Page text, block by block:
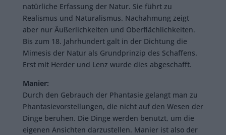
natürliche Erfassung der Natur. Sie führt zu
Realismus und Naturalismus. Nachahmung zeigt
aber nur Äußerlichkeiten und Oberflächlichkeiten.
Bis zum 18. Jahrhundert galt in der Dichtung die
Mimesis der Natur als Grundprinzip des Schaffens.
Erst mit Herder und Lenz wurde dies abgeschafft.
Manier:
Durch den Gebrauch der Phantasie gelangt man zu
Phantasievorstellungen, die nicht auf den Wesen der
Dinge beruhen. Die Dinge werden benutzt, um die
eigenen Ansichten darzustellen. Manier ist also der